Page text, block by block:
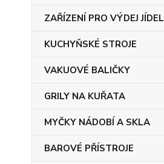
ZAŘÍZENÍ PRO VÝDEJ JÍDEL
KUCHYŇSKÉ STROJE
VAKUOVÉ BALIČKY
GRILY NA KUŘATA
MYČKY NÁDOBÍ A SKLA
BAROVÉ PŘÍSTROJE